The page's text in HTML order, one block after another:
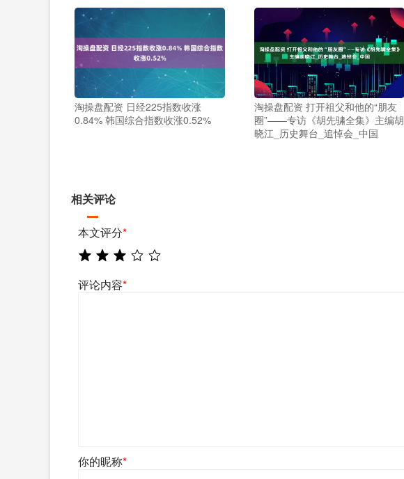
淘操盘配资 日经225指数收涨
0.84% 韩国综合指数收涨0.52%
淘操盘配资 打开祖父和他的“朋友
圈”——专访《胡先骕全集》主编胡
晓江_历史舞台_追悼会_中国
相关评论
本文评分*
评论内容*
你的昵称*